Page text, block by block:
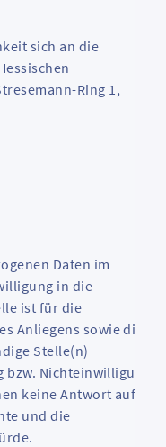
sich an die
Ring 1,
Daten im
in die
ist für die
Anliegens sowie die
Stelle(n)
Nichteinwilligung
keine Antwort auf
und die